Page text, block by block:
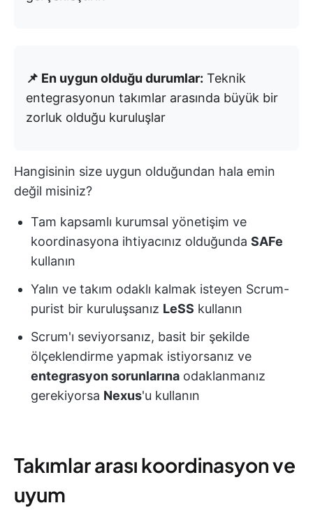
📌 En uygun olduğu durumlar: Teknik
entegrasyonun takımlar arasında büyük bir
zorluk olduğu kuruluşlar
Hangisinin size uygun olduğundan hala emin
değil misiniz?
Tam kapsamlı kurumsal yönetişim ve
koordinasyona ihtiyacınız olduğunda SAFe
kullanın
Yalın ve takım odaklı kalmak isteyen Scrum-
purist bir kuruluşsanız LeSS kullanın
Scrum'ı seviyorsanız, basit bir şekilde
ölçeklendirme yapmak istiyorsanız ve
entegrasyon sorunlarına odaklanmanız
gerekiyorsa Nexus'u kullanın
Takımlar arası koordinasyon ve
uyum